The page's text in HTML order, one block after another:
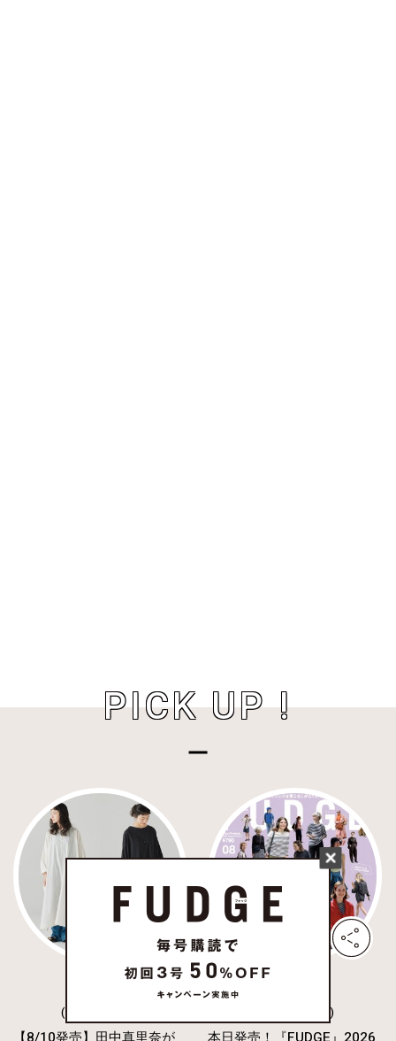
PICK UP !
( FASHION ) ( FASHION )